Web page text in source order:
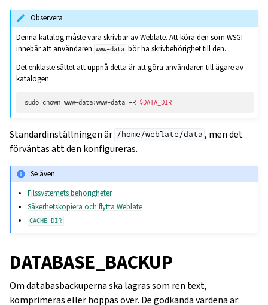
Observera
Denna katalog måste vara skrivbar av Weblate. Att köra den som WSGI
innebär att användaren www-data bör ha skrivbehörighet till den.
Det enklaste sättet att uppnå detta är att göra användaren till ägare av
katalogen:
sudo chown www-data:www-data -R $DATA_DIR
Standardinställningen är /home/weblate/data , men det
förväntas att den konfigureras.
Se även
Filssystemets behörigheter
Säkerhetskopiera och flytta Weblate
CACHE_DIR
DATABASE_BACKUP
Om databasbackuperna ska lagras som ren text,
komprimeras eller hoppas över. De godkända värdena är: